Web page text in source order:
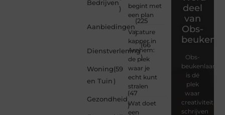
Bedrijven
)
Aanbiedingen
(225
)
Dienstverlening
(66
)
Woning
en Tuin
(59
)
Gezondheid
(47
)
begint met
een plan
Vacature
kapper in
Arnhem:
de plek
waar je
echt kunt
stralen
Wat doet
een
deel
van
Obs-
Obs-
beukenlaan.nl
is dé
plek
waar
creativiteit,
schrijven